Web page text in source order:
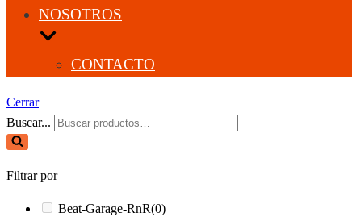
NOSOTROS
CONTACTO
Cerrar
Buscar...
Filtrar por
Beat-Garage-RnR(0)